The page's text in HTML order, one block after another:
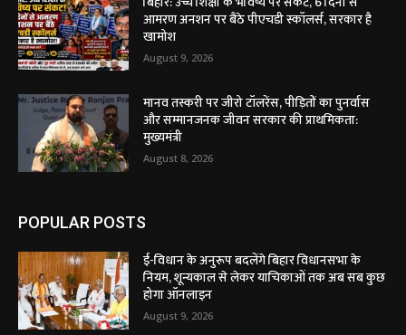
आमरण अनशन पर बैठे पीएचडी स्कॉलर्स, सरकार है
खामोश
August 9, 2026
मानव तस्करी पर जीरो टॉलरेंस, पीड़ितों का पुनर्वास
और सम्मानजनक जीवन सरकार की प्राथमिकता:
मुख्यमंत्री
August 8, 2026
POPULAR POSTS
ई-विधान के अनुरूप बदलेंगे बिहार विधानसभा के
नियम, शून्यकाल से लेकर याचिकाओं तक अब सब कुछ
होगा ऑनलाइन
August 9, 2026